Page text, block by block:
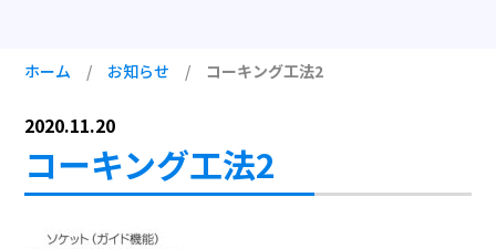
ホーム / お知らせ / コーキング工法2
2020.11.20
コーキング工法2